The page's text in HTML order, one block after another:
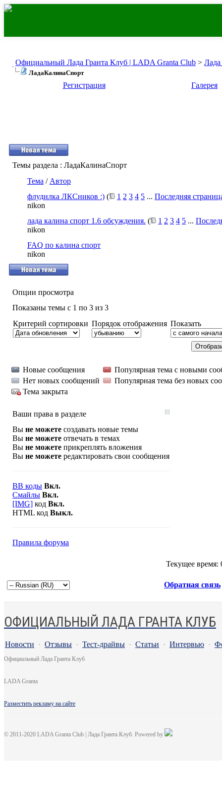
Официальный Лада Гранта Клуб | LADA Granta Club > Лада
ЛадаКалинаСпорт
Регистрация Галерея
Темы раздела : ЛадаКалинаСпорт
Тема / Автор
флудилка ЛКСников :) ( 1 2 3 4 5 ... Последняя
nikon
лада калина спорт 1.6 обсуждения. ( 1 2 3 4 5 ...
nikon
FAQ по калина спорт
nikon
Опции просмотра
Показаны темы с 1 по 3 из 3
Критерий сортировки Порядок отображения Показать
Новые сообщения
Популярная тема с новыми
Нет новых сообщений
Популярная тема без новых
Тема закрыта
Ваши права в разделе
Вы не можете создавать новые темы
Вы не можете отвечать в темах
Вы не можете прикреплять вложения
Вы не можете редактировать свои сообщения
BB коды Вкл.
Смайлы Вкл.
[IMG] код Вкл.
HTML код Выкл.
Правила форума
Текущее время:
Обратная связь
ОФИЦИАЛЬНЫЙ ЛАДА ГРАНТА КЛУБ
Новости · Отзывы · Тест-драйвы · Статьи · Интервью ·
Официальный Лада Гранта Клуб
LADA Granta
Разместить рекламу на сайте
© 2011-2020 LADA Granta Club | Лада Гранта Клуб. Powered by